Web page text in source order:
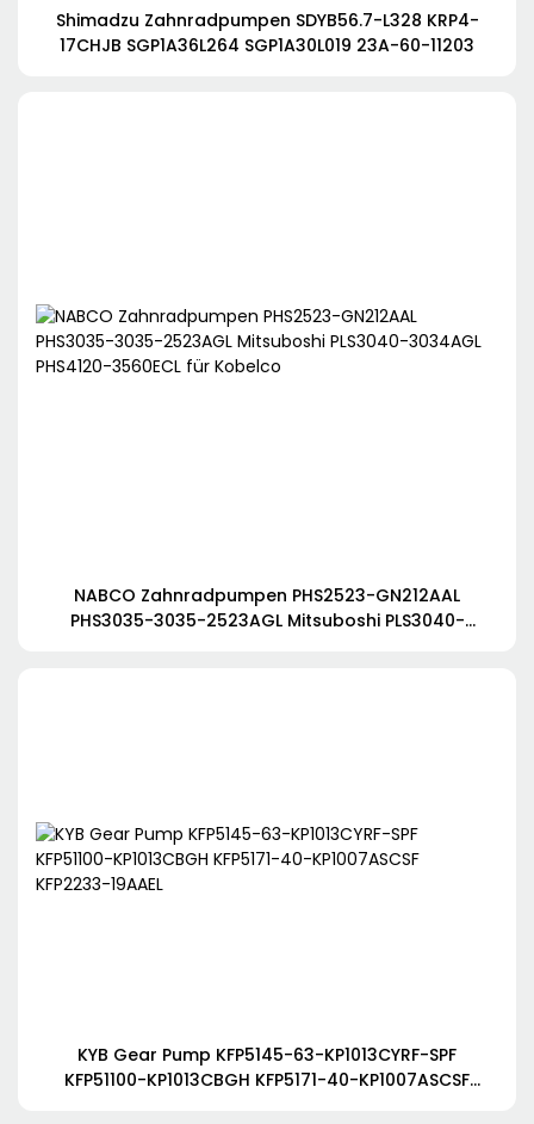
Shimadzu Zahnradpumpen SDYB56.7-L328 KRP4-
17CHJB SGP1A36L264 SGP1A30L019 23A-60-11203
NABCO Zahnradpumpen PHS2523-GN212AAL
PHS3035-3035-2523AGL Mitsuboshi PLS3040-
KYB Gear Pump KFP5145-63-KP1013CYRF-SPF
KFP51100-KP1013CBGH KFP5171-40-KP1007ASCSF